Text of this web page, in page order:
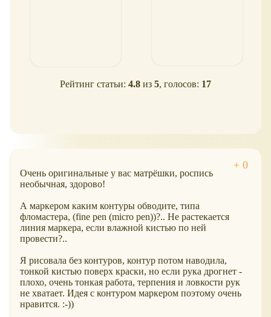
Рейтинг статьи: 4.8 из 5, голосов: 17
Очень оригинальные у вас матрёшки, роспись
необычная, здорово!
А маркером каким контуры обводите, типа
фломастера, (fine pen (micro pen))?.. Не растекается
линия маркера, если влажной кистью по ней
провести?..
Я рисовала без контуров, контур потом наводила,
тонкой кистью поверх краски, но если рука дрогнет -
плохо, очень тонкая работа, терпения и ловкости рук
не хватает. Идея с контуром маркером поэтому очень
нравится. :-))